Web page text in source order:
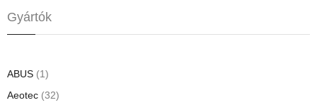
Gyártók
ABUS (1)
Aeotec (32)